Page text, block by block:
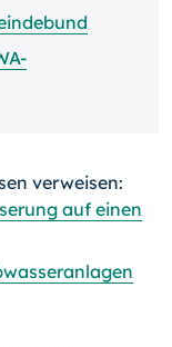
verweisen:
auf einen